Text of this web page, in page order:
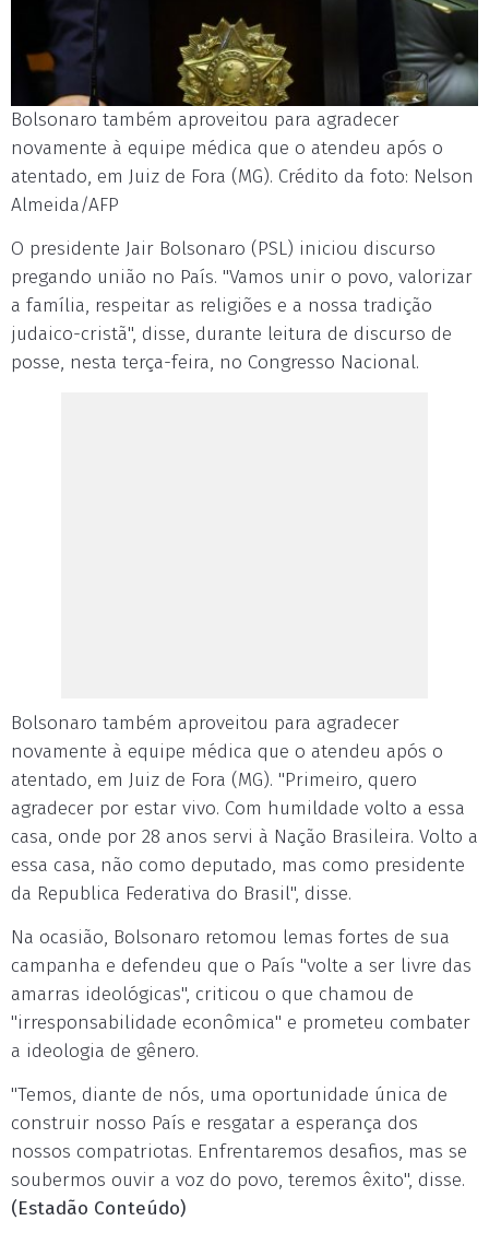
Bolsonaro também aproveitou para agradecer
novamente à equipe médica que o atendeu após o
atentado, em Juiz de Fora (MG). Crédito da foto: Nelson
Almeida/AFP
O presidente Jair Bolsonaro (PSL) iniciou discurso
pregando união no País. "Vamos unir o povo, valorizar
a família, respeitar as religiões e a nossa tradição
judaico-cristã", disse, durante leitura de discurso de
posse, nesta terça-feira, no Congresso Nacional.
Bolsonaro também aproveitou para agradecer
novamente à equipe médica que o atendeu após o
atentado, em Juiz de Fora (MG). "Primeiro, quero
agradecer por estar vivo. Com humildade volto a essa
casa, onde por 28 anos servi à Nação Brasileira. Volto a
essa casa, não como deputado, mas como presidente
da Republica Federativa do Brasil", disse.
Na ocasião, Bolsonaro retomou lemas fortes de sua
campanha e defendeu que o País "volte a ser livre das
amarras ideológicas", criticou o que chamou de
"irresponsabilidade econômica" e prometeu combater
a ideologia de gênero.
"Temos, diante de nós, uma oportunidade única de
construir nosso País e resgatar a esperança dos
nossos compatriotas. Enfrentaremos desafios, mas se
soubermos ouvir a voz do povo, teremos êxito", disse.
(Estadão Conteúdo)